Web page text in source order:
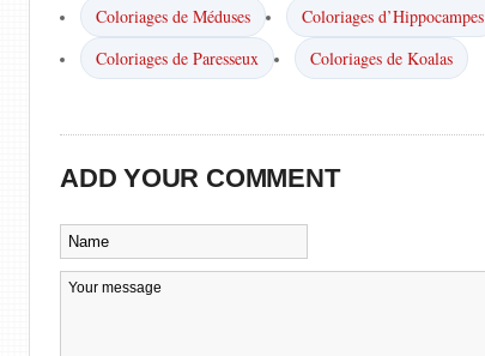
Coloriages de Méduses Coloriages d’Hippocampes
Coloriages de Paresseux
Coloriages de Koalas
ADD YOUR COMMENT